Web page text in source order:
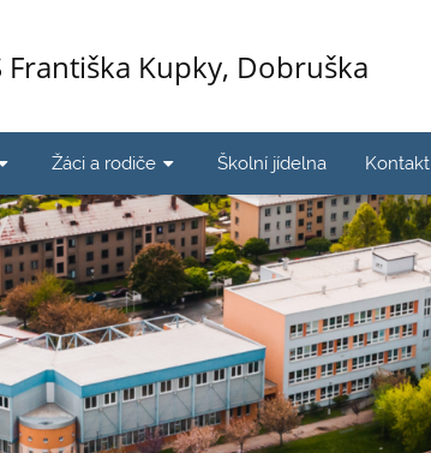
Františka Kupky, Dobruška
Žáci a rodiče Školní jídelna Kontakt